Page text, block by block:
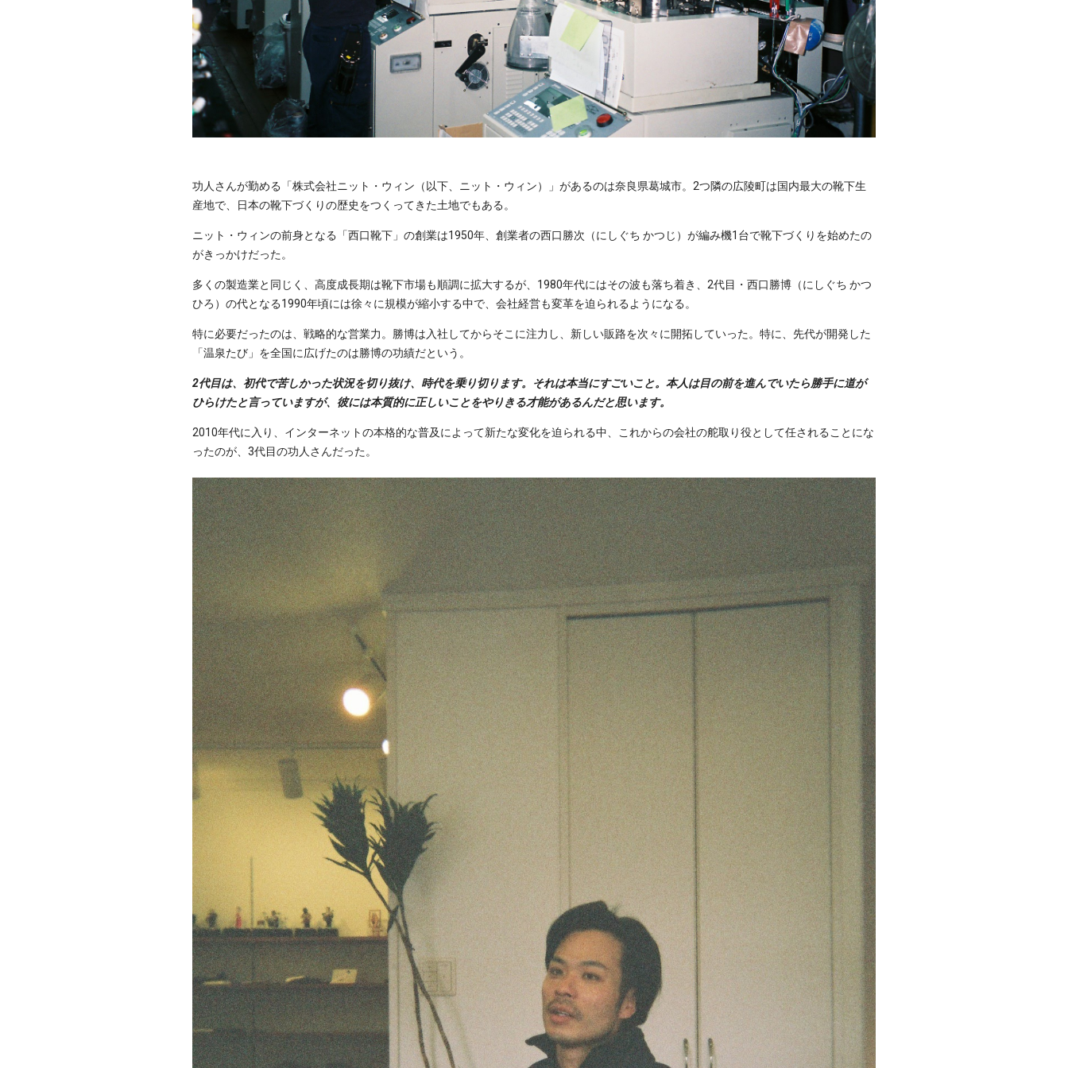
功人さんが勤める「株式会社ニット・ウィン（以下、ニット・ウィン）」があるのは奈良県葛城市。2つ隣の広陵町は国内最大の靴下生
産地で、日本の靴下づくりの歴史をつくってきた土地でもある。
ニット・ウィンの前身となる「西口靴下」の創業は1950年、創業者の西口勝次（にしぐち かつじ）が編み機1台で靴下づくりを始めたの
がきっかけだった。
多くの製造業と同じく、高度成長期は靴下市場も順調に拡大するが、1980年代にはその波も落ち着き、2代目・西口勝博（にしぐち かつ
ひろ）の代となる1990年頃には徐々に規模が縮小する中で、会社経営も変革を迫られるようになる。
特に必要だったのは、戦略的な営業力。勝博は入社してからそこに注力し、新しい販路を次々に開拓していった。特に、先代が開発した
「温泉たび」を全国に広げたのは勝博の功績だという。
2代目は、初代で苦しかった状況を切り抜け、時代を乗り切ります。それは本当にすごいこと。本人は目の前を進んでいたら勝手に道が
ひらけたと言っていますが、彼には本質的に正しいことをやりきる才能があるんだと思います。
2010年代に入り、インターネットの本格的な普及によって新たな変化を迫られる中、これからの会社の舵取り役として任されることにな
ったのが、3代目の功人さんだった。